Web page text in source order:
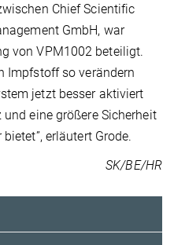
Chief Scientific
GmbH, war
von VPM1002 beteiligt.
Impfstoff so verändern
jetzt besser aktiviert
eine größere Sicherheit
erläutert Grode.
SK/BE/HR